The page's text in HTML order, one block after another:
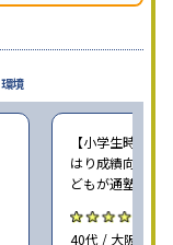
【小学生時の通
はり成績向上に
どもが通塾。回
40代 / 大阪府 女
環境